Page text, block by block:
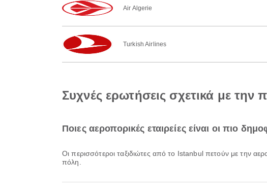
Air Algerie
Turkish Airlines
Συχνές ερωτήσεις σχετικά με
Ποιες αεροπορικές εταιρείες είναι οι πιο
Οι περισσότεροι ταξιδιώτες από το Istanbul πετούν με την
πόλη.